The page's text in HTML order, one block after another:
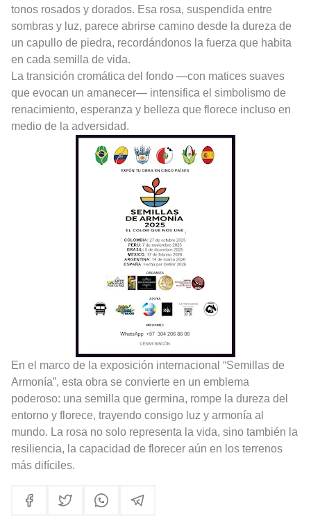
tonos rosados y dorados. Esa rosa, suspendida entre
sombras y luz, parece abrirse camino desde la dureza de
un capullo de piedra, recordándonos la fuerza que habita
en cada semilla de vida.
La transición cromática del fondo —con matices suaves
que evocan un amanecer— intensifica el simbolismo de
renacimiento, esperanza y belleza que florece incluso en
medio de la adversidad.
En el marco de la exposición internacional “Semillas de
Armonía”, esta obra se convierte en un emblema
poderoso: una semilla que germina, rompe la dureza del
entorno y florece, trayendo consigo luz y armonía al
mundo. La rosa no solo representa la vida, sino también la
resiliencia, la capacidad de florecer aún en los terrenos
más difíciles.